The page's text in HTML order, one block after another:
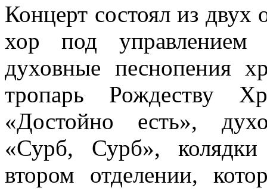
Концерт состоял из двух
хор под управлением
духовные песнопения
тропарь Рождеству
«Достойно есть»,
«Сурб, Сурб»,
втором отделении,